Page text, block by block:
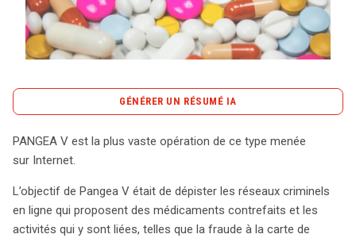
Rechercher
CONTACT
GÉNÉRER UN RÉSUMÉ IA
L’opération Pangea V représente la plus grande initiative
sur Internet, impliquant activement cent pays et
soutenue par l’IMPACT (International Medicinal Products
PANGEA V est la plus vaste opération de ce type menée
sur Internet.
L’objectif de Pangea V était de dépister les réseaux criminels
en ligne qui proposent des médicaments contrefaits et les
activités qui y sont liées, telles que la fraude à la carte de